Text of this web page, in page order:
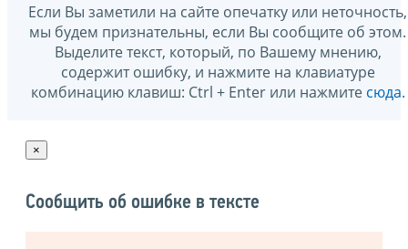
Если Вы заметили на сайте опечатку или неточность,
мы будем признательны, если Вы сообщите об этом.
Выделите текст, который, по Вашему мнению,
содержит ошибку, и нажмите на клавиатуре
комбинацию клавиш: Ctrl + Enter или нажмите сюда.
×
Сообщить об ошибке в тексте